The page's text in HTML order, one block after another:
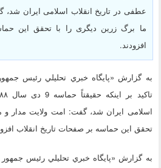
عطفی در تاریخ انقلاب اسلامی ایران
ما برگ زرین دیگری را با تحقق این
افزودند.
به گزارش «پايگاه خبري تحليلي رئيس
اسلامی ایران شد،‌ گفت: امت ولایت مدار و
تحقق این حماسه بر صفحات تاریخ انقلاب
به گزارش «پايگاه خبري تحليلي رئيس